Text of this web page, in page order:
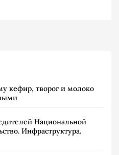
кефир, творог и молоко
Национальной
Инфраструктура.